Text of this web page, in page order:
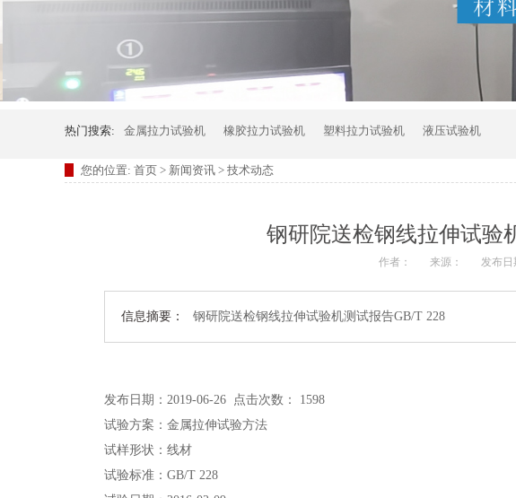
热门搜索: 金属拉力试验机 橡胶拉力试验机 塑料拉力试验机 液压试验机
您的位置: 首页 > 新闻资讯 > 技术动态
钢研院送检钢线拉伸试验
作者： 来源： 发布日
信息摘要： 钢研院送检钢线拉伸试验机测试报告GB/T 228
发布日期：2019-06-26 点击次数： 1598
试验方案：金属拉伸试验方法
试样形状：线材
试验标准：GB/T 228